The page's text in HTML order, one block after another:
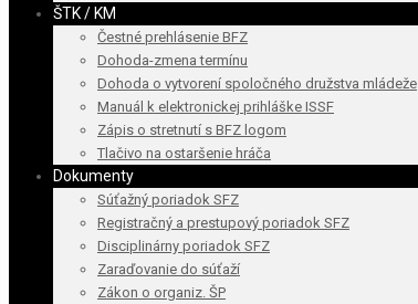
ŠTK / KM
Čestné prehlásenie BFZ
Dohoda-zmena termínu
Dohoda o vytvorení spoločného družstva mládeže
Manuál k elektronickej prihláške ISSF
Zápis o stretnutí s BFZ logom
Tlačivo na ostaršenie hráča
Dokumenty
Súťažný poriadok SFZ
Registračný a prestupový poriadok SFZ
Disciplinárny poriadok SFZ
Zaraďovanie do súťaží
Zákon o organiz. ŠP